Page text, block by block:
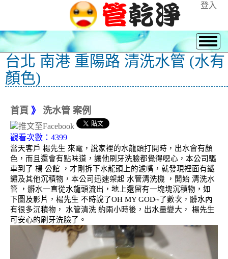
登入
台北 南港 重陽路 清洗水管 (水有
顏色)
首頁 》 洗水管 案例
觀看次數：4399
當天客戶 楊先生 來電，說家裡的水龍頭打開時，出水會有顏
色，而且還會有點味道，讓他刷牙洗臉都覺得噁心，本公司驅
車到了 楊 公館 ，才剛拆下水龍頭上的濾嘴，就發現裡面有鐵
鏽及其他沉積物，本公司迅速架起 水管清洗機 ，開始 清洗水
管 ，髒水一直從水龍頭流出，地上還留有一塊塊沉積物，如
下圖及影片，楊先生 不時說了OH MY GOD~了數次，髒水內
有很多沉積物， 水管清洗 約兩小時後，出水量變大， 楊先生
可安心的刷牙洗臉了。